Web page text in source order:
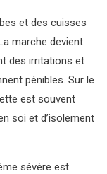
et des cuisses
marche devient
des irritations et
pénibles. Sur le
est souvent
soi et d’isolement
sévère est